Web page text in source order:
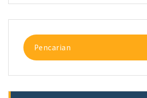
Pencarian
untuk: